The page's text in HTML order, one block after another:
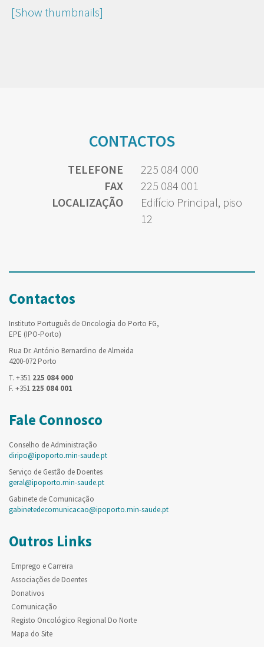
[Show thumbnails]
CONTACTOS
TELEFONE
225 084 000
FAX
225 084 001
LOCALIZAÇÃO
Edifício Principal, piso
12
Contactos
Instituto Português de Oncologia do Porto FG,
EPE (IPO-Porto)
Rua Dr. António Bernardino de Almeida
4200-072 Porto
T. +351 225 084 000
F. +351 225 084 001
Fale Connosco
Conselho de Administração
diripo@ipoporto.min-saude.pt
Serviço de Gestão de Doentes
geral@ipoporto.min-saude.pt
Gabinete de Comunicação
gabinetedecomunicacao@ipoporto.min-saude.pt
Outros Links
Emprego e Carreira
Associações de Doentes
Donativos
Comunicação
Registo Oncológico Regional Do Norte
Mapa do Site